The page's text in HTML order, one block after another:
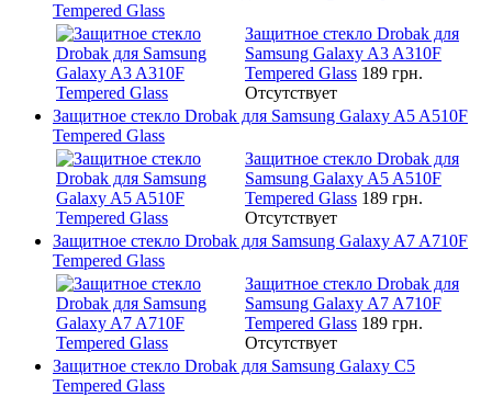
Tempered Glass
Защитное стекло Drobak для
Samsung Galaxy A3 A310F
Tempered Glass 189 грн.
Отсутствует
Защитное стекло Drobak для Samsung Galaxy A5 A510F
Tempered Glass
Защитное стекло Drobak для
Samsung Galaxy A5 A510F
Tempered Glass 189 грн.
Отсутствует
Защитное стекло Drobak для Samsung Galaxy A7 A710F
Tempered Glass
Защитное стекло Drobak для
Samsung Galaxy A7 A710F
Tempered Glass 189 грн.
Отсутствует
Защитное стекло Drobak для Samsung Galaxy C5
Tempered Glass